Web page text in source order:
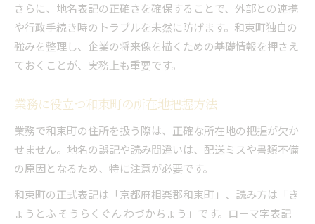
さらに、地名表記の正確さを確保することで、外部との連携
や行政手続き時のトラブルを未然に防げます。和束町独自の
強みを整理し、企業の将来像を描くための基礎情報を押さえ
ておくことが、実務上も重要です。
業務に役立つ和束町の所在地把握方法
業務で和束町の住所を扱う際は、正確な所在地の把握が欠か
せません。地名の誤記や読み間違いは、配送ミスや書類不備
の原因となるため、特に注意が必要です。
和束町の正式表記は「京都府相楽郡和束町」、読み方は「き
ょうとふ そうらくぐん わづかちょう」です。ローマ字表記